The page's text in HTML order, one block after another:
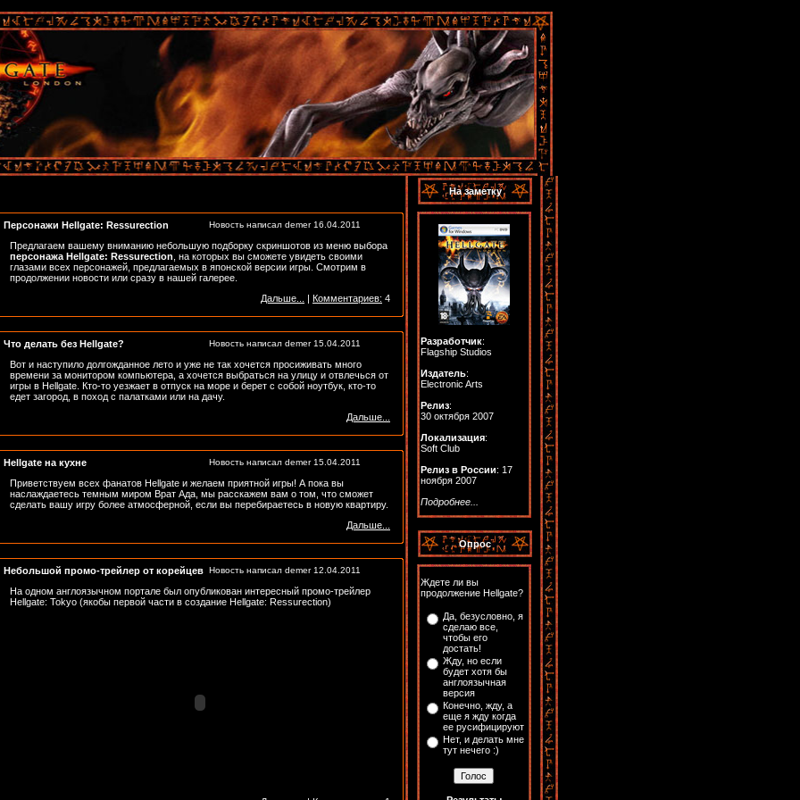
Персонажи Hellgate: Ressurection Новость написал demer16.04.2011
Предлагаем вашему вниманию небольшую подборку скриншотов из меню выбора
персонажа Hellgate: Ressurection, на которых вы сможете увидеть своими
глазами всех персонажей, предлагаемых в японской версии игры. Смотрим в
продолжении новости или сразу в нашей галерее.
Дальше...
Комментариев: 4
Что делать без Hellgate? Новость написал demer15.04.2011
Вот и наступило долгожданное лето и уже не так хочется просиживать много
времени за монитором компьютера, а хочется выбраться на улицу и отвлечься от
игры в Hellgate. Кто-то уезжает в отпуск на море и берет с собой ноутбук, кто-то
едет загород, в поход с палатками или на дачу.
Дальше...
Hellgate на кухне Новость написал demer15.04.2011
Приветствуем всех фанатов Hellgate и желаем приятной игры! А пока вы
наслаждаетесь темным миром Врат Ада, мы расскажем вам о том, что сможет
сделать вашу игру более атмосферной, если вы перебираетесь в новую квартиру.
Дальше...
Небольшой промо-трейлер от корейцев Новость написал demer12.04.2011
На одном англоязычном портале был опубликован интересный промо-трейлер
Hellgate: Tokyo (якобы первой части в создание Hellgate: Ressurection)
На заметку
Разработчик:
Flagship Studios
Издатель:
Electronic Arts
Релиз:
30 октября 2007
Локализация:
Soft Club
Релиз в России: 17
ноября 2007
Подробнее...
Опрос
Ждете ли вы
продолжение Hellgate?
Да, безусловно, я
сделаю все,
чтобы его
достать!
Жду, но если
будет хотя бы
англоязычная
версия
Конечно, жду, а
еще я жду когда
ее русифицируют
Нет, и делать мне
тут нечего :)